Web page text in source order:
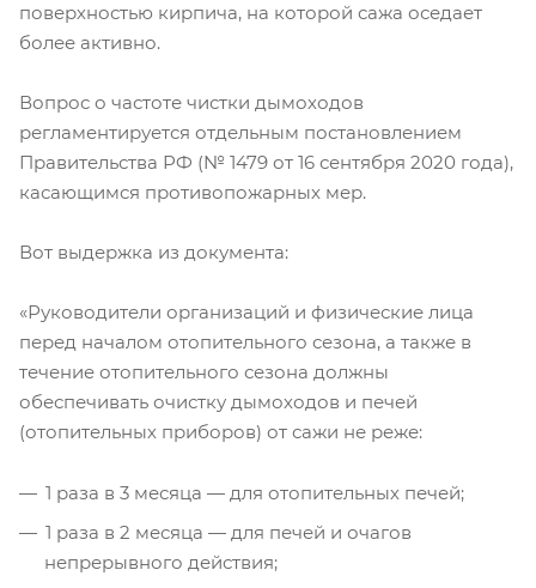
поверхностью кирпича, на которой сажа оседает
более активно.
Вопрос о частоте чистки дымоходов
регламентируется отдельным постановлением
Правительства РФ (№ 1479 от 16 сентября 2020 года),
касающимся противопожарных мер.
Вот выдержка из документа:
«Руководители организаций и физические лица
перед началом отопительного сезона, а также в
течение отопительного сезона должны
обеспечивать очистку дымоходов и печей
(отопительных приборов) от сажи не реже:
1 раза в 3 месяца — для отопительных печей;
1 раза в 2 месяца — для печей и очагов
непрерывного действия;